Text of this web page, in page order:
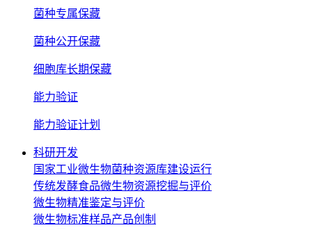
菌种专属保藏
菌种公开保藏
细胞库长期保藏
能力验证
能力验证计划
科研开发
国家工业微生物菌种资源库建设运行
传统发酵食品微生物资源挖掘与评价
微生物精准鉴定与评价
微生物标准样品产品创制